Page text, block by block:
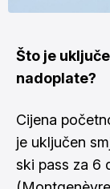
Što je
nadoplate?
Cijena
je uključen
ski pass za 6